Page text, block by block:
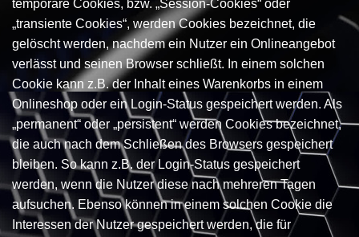
temporäre Cookies, bzw. „Session-Cookies“ oder
„transiente Cookies“, werden Cookies bezeichnet, die
gelöscht werden, nachdem ein Nutzer ein Onlineangebot
verlässt und seinen Browser schließt. In einem solchen
Cookie kann z.B. der Inhalt eines Warenkorbs in einem
Onlineshop oder ein Login-Status gespeichert werden. Als
„permanent“ oder „persistent“ werden Cookies bezeichnet,
die auch nach dem Schließen des Browsers gespeichert
bleiben. So kann z.B. der Login-Status gespeichert
werden, wenn die Nutzer diese nach mehreren Tagen
aufsuchen. Ebenso können in einem solchen Cookie die
Interessen der Nutzer gespeichert werden, die für